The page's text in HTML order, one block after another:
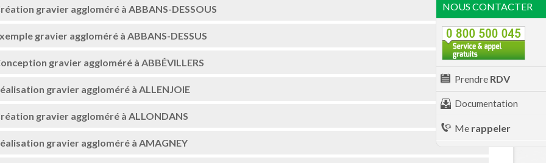
NOUS CONTACTER
Prendre RDV
Documentation
Me rappeler
gravier aggloméré à ABBANS-DESSOUS
gravier aggloméré à ABBANS-DESSUS
gravier aggloméré à ABBÉVILLERS
gravier aggloméré à ALLENJOIE
gravier aggloméré à ALLONDANS
gravier aggloméré à AMAGNEY